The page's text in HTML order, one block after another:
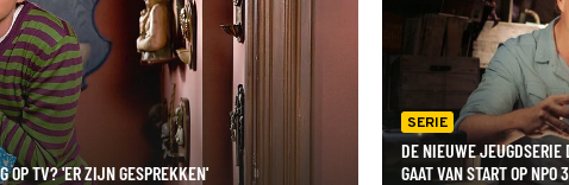
OP TV? 'ER ZIJN GESPREKKEN'
SERIE
DE NIEUWE JEUGDSERIE
GAAT VAN START OP NPO 3